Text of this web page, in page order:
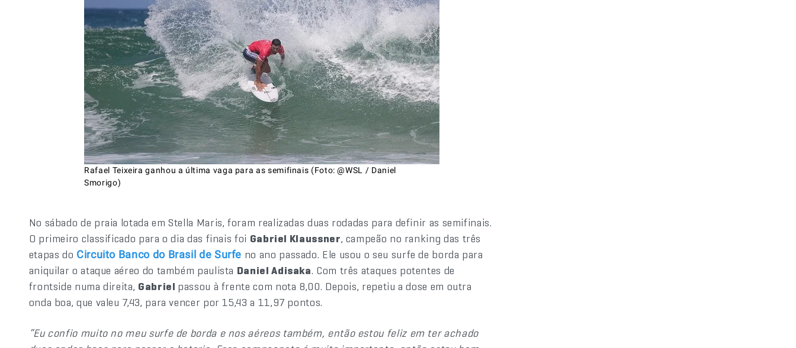
Rafael Teixeira ganhou a última vaga para as semifinais (Foto: @WSL / Daniel
Smorigo)
No sábado de praia lotada em Stella Maris, foram realizadas duas rodadas para definir as semifinais.
O primeiro classificado para o dia das finais foi Gabriel Klaussner, campeão no ranking das três
etapas do Circuito Banco do Brasil de Surfe no ano passado. Ele usou o seu surfe de borda para
aniquilar o ataque aéreo do também paulista Daniel Adisaka. Com três ataques potentes de
frontside numa direita, Gabriel passou à frente com nota 8,00. Depois, repetiu a dose em outra
onda boa, que valeu 7,43, para vencer por 15,43 a 11,97 pontos.
“Eu confio muito no meu surfe de borda e nos aéreos também, então estou feliz em ter achado